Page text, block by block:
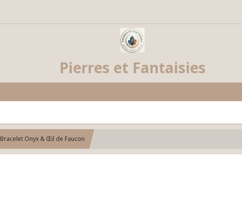
Pierres et Fantaisies
Bracelet Onyx & Œil de Faucon